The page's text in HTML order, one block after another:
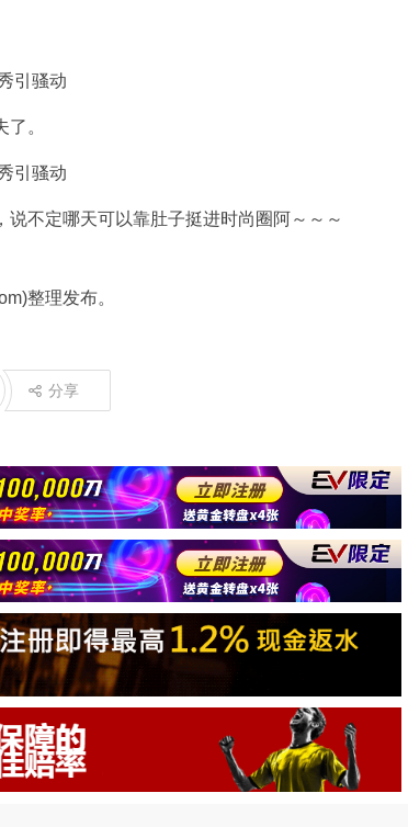
。
不定哪天可以靠肚子挺进时尚圈阿～～～
整理发布。
分享